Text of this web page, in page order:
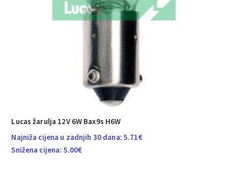
Lucas žarulja 12V 6W Bax9s H6W
Najniža cijena u zadnjih 30 dana: 5.71€
Snižena cijena: 5.00€